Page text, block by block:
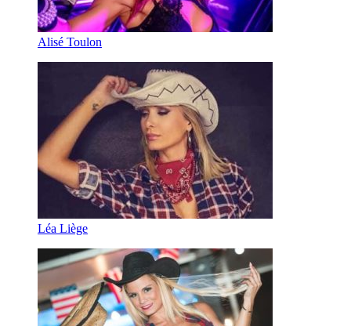
Alisé Toulon
Léa Liège